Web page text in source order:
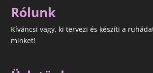
Rólunk
Kíváncsi vagy, ki tervezi és készíti a
minket!